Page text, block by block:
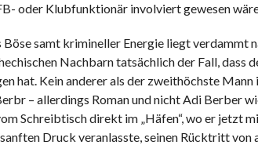
oder Klubfunktionär involviert gewesen
Böse samt krimineller Energie liegt verdammt
Nachbarn tatsächlich der Fall, dass
hat. Kein anderer als der zweithöchste
– allerdings Roman und nicht Adi Berber
Schreibtisch direkt im „Häfen“, wo er jetzt
Druck veranlasste, seinen Rücktritt von